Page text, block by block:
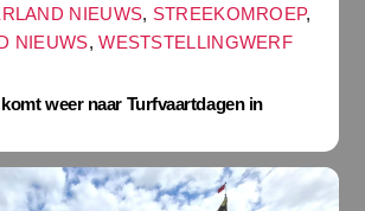
NIEUWS, STREEKOMROEP,
NIEUWS,WESTSTELLINGWERF
weer naar Turfvaartdagen in